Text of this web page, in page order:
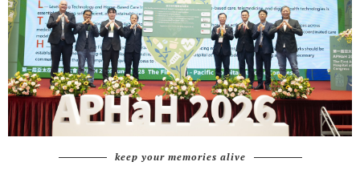
keep your memories alive